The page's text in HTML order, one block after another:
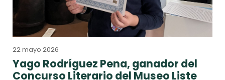
22 mayo 2026
Yago Rodríguez Pena, ganador del
Concurso Literario del Museo Liste